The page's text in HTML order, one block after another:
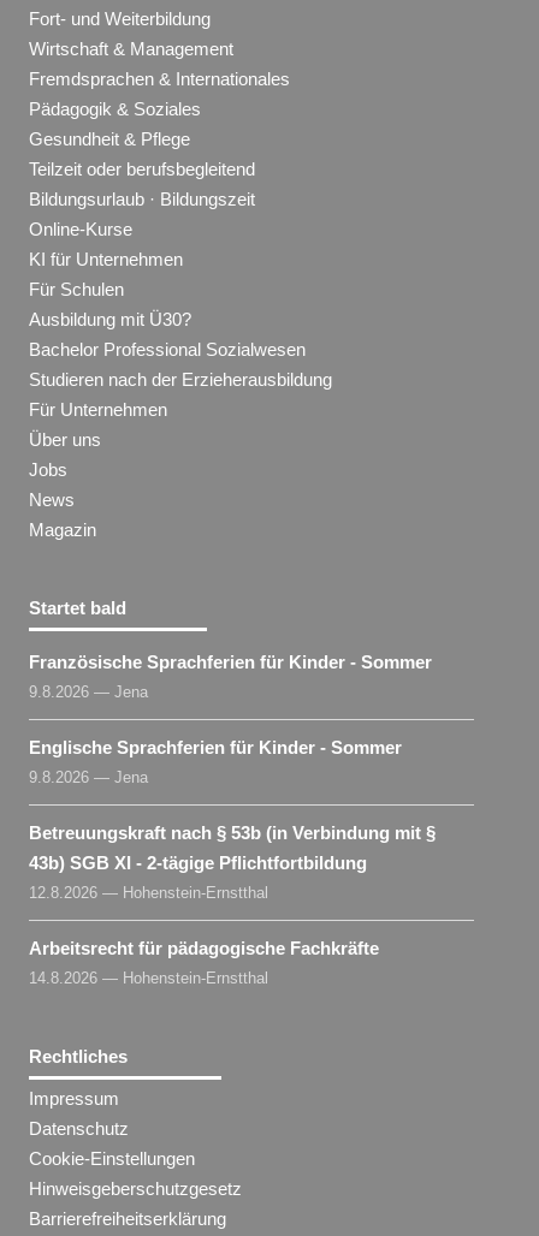
Fort- und Weiterbildung
Wirtschaft & Management
Fremdsprachen & Internationales
Pädagogik & Soziales
Gesundheit & Pflege
Teilzeit oder berufsbegleitend
Bildungsurlaub · Bildungszeit
Online-Kurse
KI für Unternehmen
Für Schulen
Ausbildung mit Ü30?
Bachelor Professional Sozialwesen
Studieren nach der Erzieherausbildung
Für Unternehmen
Über uns
Jobs
News
Magazin
Startet bald
Französische Sprachferien für Kinder - Sommer
9.8.2026 — Jena
Englische Sprachferien für Kinder - Sommer
9.8.2026 — Jena
Betreuungskraft nach § 53b (in Verbindung mit §
43b) SGB XI - 2-tägige Pflichtfortbildung
12.8.2026 — Hohenstein-Ernstthal
Arbeitsrecht für pädagogische Fachkräfte
14.8.2026 — Hohenstein-Ernstthal
Rechtliches
Impressum
Datenschutz
Cookie-Einstellungen
Hinweisgeberschutzgesetz
Barrierefreiheitserklärung